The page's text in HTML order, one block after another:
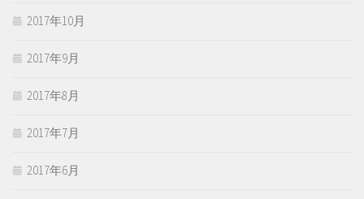
2017年10月
2017年9月
2017年8月
2017年7月
2017年6月